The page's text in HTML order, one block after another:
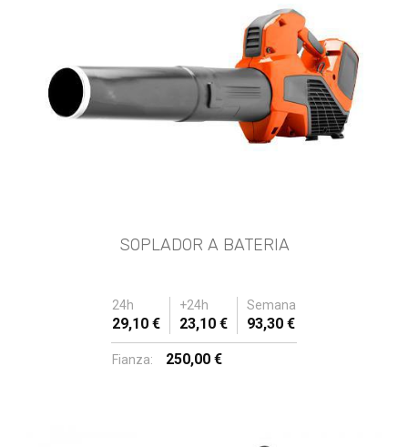
SOPLADOR A BATERIA
24h +24h Semana
29,10 € 23,10 € 93,30 €
Fianza: 250,00 €